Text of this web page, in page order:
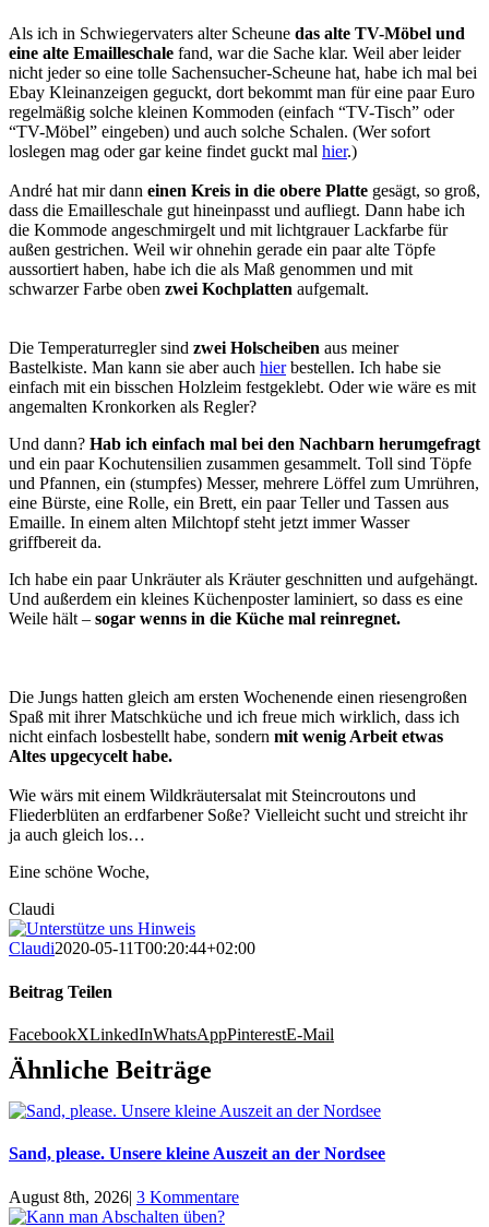
Als ich in Schwiegervaters alter Scheune das alte TV-Möbel und
eine alte Emailleschale fand, war die Sache klar. Weil aber leider
nicht jeder so eine tolle Sachensucher-Scheune hat, habe ich mal bei
Ebay Kleinanzeigen geguckt, dort bekommt man für eine paar Euro
regelmäßig solche kleinen Kommoden (einfach “TV-Tisch” oder
“TV-Möbel” eingeben) und auch solche Schalen. (Wer sofort
loslegen mag oder gar keine findet guckt mal hier.)
André hat mir dann einen Kreis in die obere Platte gesägt, so groß,
dass die Emailleschale gut hineinpasst und aufliegt. Dann habe ich
die Kommode angeschmirgelt und mit lichtgrauer Lackfarbe für
außen gestrichen. Weil wir ohnehin gerade ein paar alte Töpfe
aussortiert haben, habe ich die als Maß genommen und mit
schwarzer Farbe oben zwei Kochplatten aufgemalt.
Die Temperaturregler sind zwei Holscheiben aus meiner
Bastelkiste. Man kann sie aber auch hierbestellen. Ich habe sie
einfach mit ein bisschen Holzleim festgeklebt. Oder wie wäre es mit
angemalten Kronkorken als Regler?
Und dann? Hab ich einfach mal bei den Nachbarn herumgefragt
und ein paar Kochutensilien zusammen gesammelt. Toll sind Töpfe
und Pfannen, ein (stumpfes) Messer, mehrere Löffel zum Umrühren,
eine Bürste, eine Rolle, ein Brett, ein paar Teller und Tassen aus
Emaille. In einem alten Milchtopf steht jetzt immer Wasser
griffbereit da.
Ich habe ein paar Unkräuter als Kräuter geschnitten und aufgehängt.
Und außerdem ein kleines Küchenposter laminiert, so dass es eine
Weile hält – sogar wenns in die Küche mal reinregnet.
Die Jungs hatten gleich am ersten Wochenende einen riesengroßen
Spaß mit ihrer Matschküche und ich freue mich wirklich, dass ich
nicht einfach losbestellt habe, sondern mit wenig Arbeit etwas
Altes upgecycelt habe.
Wie wärs mit einem Wildkräutersalat mit Steincroutons und
Fliederblüten an erdfarbener Soße? Vielleicht sucht und streicht ihr
ja auch gleich los…
Eine schöne Woche,
Claudi
Claudi2020-05-11T00:20:44+02:00
Beitrag Teilen
FacebookXLinkedInWhatsAppPinterestE-Mail
Ähnliche Beiträge
Sand, please. Unsere kleine Auszeit an der Nordsee
August 8th, 2026| 3 Kommentare